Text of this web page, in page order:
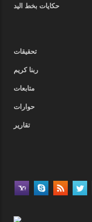
حكايات بخط اليد
تحقيقات
ربنا كريم
متابعات
حوارات
تقارير